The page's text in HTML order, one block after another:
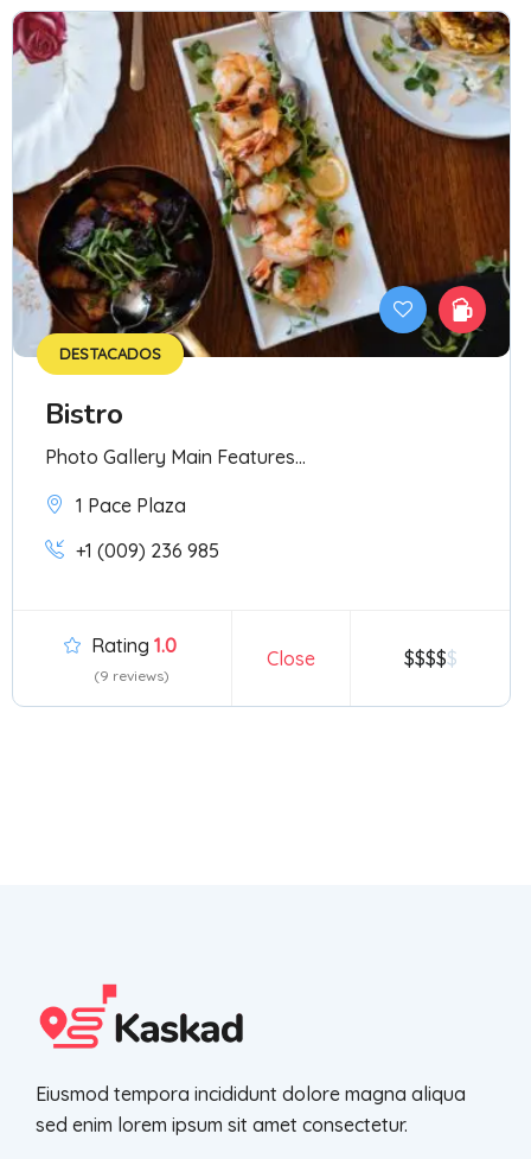
DESTACADOS
Bistro
Photo Gallery Main Features...
1 Pace Plaza
+1 (009) 236 985
Rating 1.0
(9 reviews)
Close $$$$
Eiusmod tempora incididunt dolore magna aliqua
sed enim lorem ipsum sit amet consectetur.